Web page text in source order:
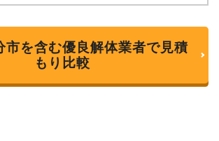
市を含む優良解体業者で見積
もり比較